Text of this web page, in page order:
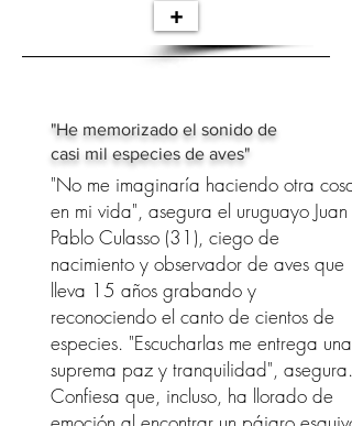
+
"He memorizado el sonido de
casi mil especies de aves"
"No me imaginaría haciendo otra cosa
en mi vida", asegura el uruguayo Juan
Pablo Culasso (31), ciego de
nacimiento y observador de aves que
lleva 15 años grabando y
reconociendo el canto de cientos de
especies. "Escucharlas me entrega una
suprema paz y tranquilidad", asegura.
Confiesa que, incluso, ha llorado de